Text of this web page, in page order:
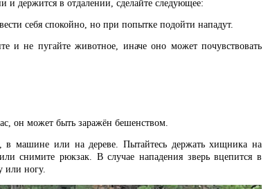
и держится в отдалении, сделайте следующее:
себя спокойно, но при попытке подойти нападут.
и не пугайте животное, иначе оно может почувствовать
он может быть заражён бешенством.
в машине или на дереве. Пытайтесь держать хищника на
снимите рюкзак. В случае нападения зверь вцепится в
или ногу.